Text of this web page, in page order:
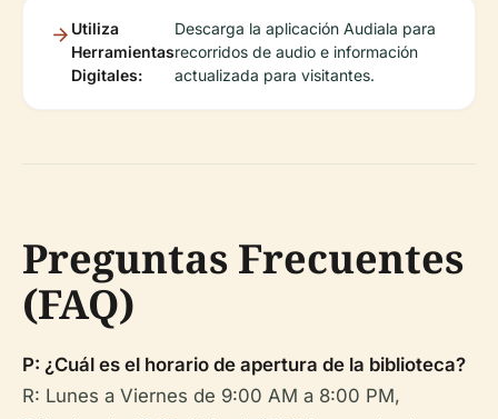
Utiliza
Herramientas
Digitales:
Descarga la aplicación Audiala para
recorridos de audio e información
actualizada para visitantes.
Preguntas Frecuentes
(FAQ)
P: ¿Cuál es el horario de apertura de la biblioteca?
R: Lunes a Viernes de 9:00 AM a 8:00 PM,